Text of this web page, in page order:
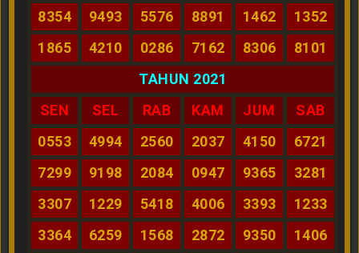
8354
9493 5576 8891 1462
1352
1865
4210 0286 7162 8306
8101
TAHUN 2021
SEN
SEL RAB KAM JUM
SAB
0553
4994 2560 2037 4150
6721
7299
9198 2084 0947 9365
3281
3307
1229 5418 4006 3393
1233
3364
6259 1568 2872 9350
1406